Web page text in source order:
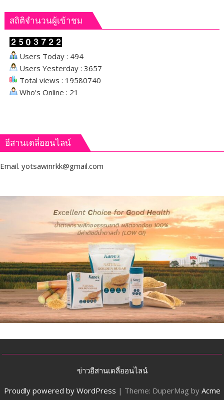
สถิติจำนวนผู้เข้าชม
Users Today : 494
Users Yesterday : 3657
Total views : 19580740
Who's Online : 21
อีสานเดลี่ออนไลน์
Email. yotsawinrkk@gmail.com
ข่าวอีสานเดลี่ออนไลน์
Proudly powered by WordPress | Theme: DuperMag by Acme